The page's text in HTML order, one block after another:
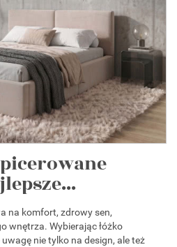
na komfort, zdrowy sen,
wnętrza. Wybierając łóżko
nie tylko na design, ale też